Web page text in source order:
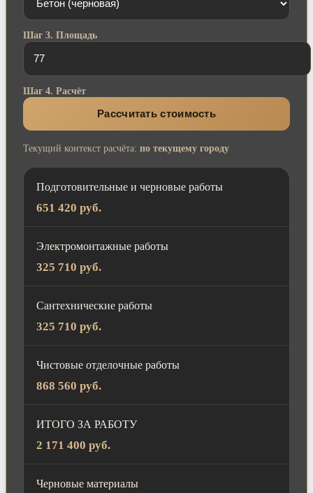
Шаг 3. Площадь
Шаг 4. Расчёт
Рассчитать стоимость
Текущий контекст расчёта: по текущему городу
Подготовительные и черновые работы
651 420 руб.
Электромонтажные работы
325 710 руб.
Сантехнические работы
325 710 руб.
Чистовые отделочные работы
868 560 руб.
ИТОГО ЗА РАБОТУ
2 171 400 руб.
Черновые материалы